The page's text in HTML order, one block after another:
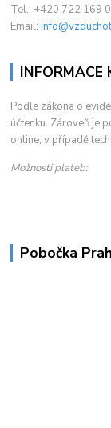
Tel.: +420 722 169
Email:
INFORMACE
Podle zákona o
účtenku. Zároveň je
online; v případě
Možnosti plateb:
Pobočka